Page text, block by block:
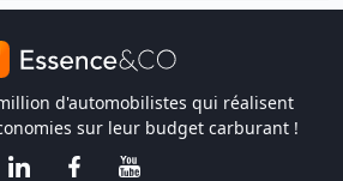
d'automobilistes qui réalisent
sur leur budget carburant !